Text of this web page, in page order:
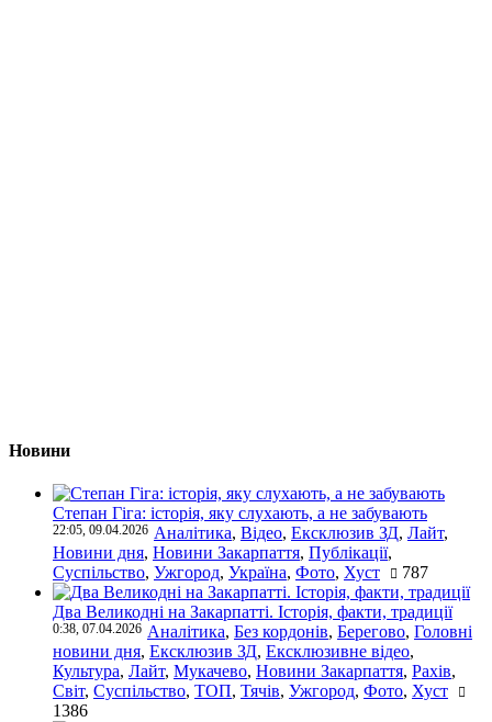
Новини
Степан Гіга: історія, яку слухають, а не забувають
22:05, 09.04.2026 Аналітика, Відео, Ексклюзив ЗД, Лайт,
Новини дня, Новини Закарпаття, Публікації,
Суспільство, Ужгород, Україна, Фото, Хуст 787
Два Великодні на Закарпатті. Історія, факти, традиції
0:38, 07.04.2026 Аналітика, Без кордонів, Берегово, Головні
новини дня, Ексклюзив ЗД, Ексклюзивне відео,
Культура, Лайт, Мукачево, Новини Закарпаття, Рахів,
Світ, Суспільство, ТОП, Тячів, Ужгород, Фото, Хуст
1386